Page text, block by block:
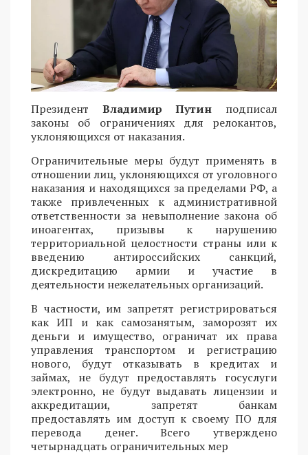
Президент Владимир Путин подписал
законы об ограничениях для релокантов,
уклоняющихся от наказания.
Ограничительные меры будут применять в
отношении лиц, уклоняющихся от уголовного
наказания и находящихся за пределами РФ, а
также привлеченных к административной
ответственности за невыполнение закона об
иноагентах, призывы к нарушению
территориальной целостности страны или к
введению антироссийских санкций,
дискредитацию армии и участие в
деятельности нежелательных организаций.
В частности, им запретят регистрироваться
как ИП и как самозанятым, заморозят их
деньги и имущество, ограничат их права
управления транспортом и регистрацию
нового, будут отказывать в кредитах и
займах, не будут предоставлять госуслуги
электронно, не будут выдавать лицензии и
аккредитации, запретят банкам
предоставлять им доступ к своему ПО для
перевода денег. Всего утверждено
четырнадцать ограничительных мер